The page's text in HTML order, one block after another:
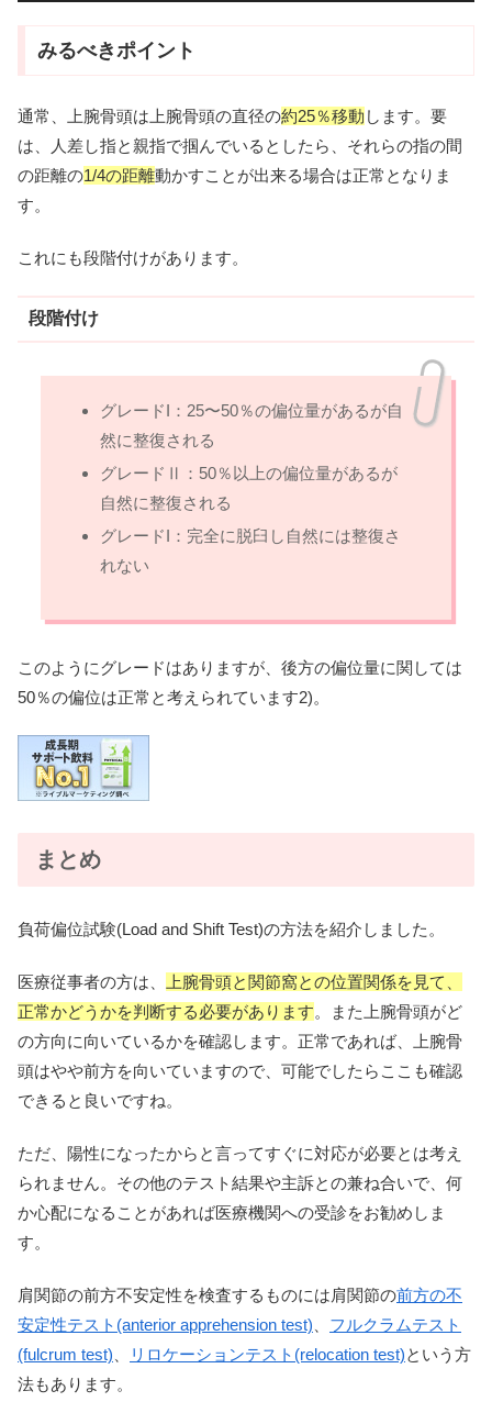
みるべきポイント
通常、上腕骨頭は上腕骨頭の直径の約25％移動 します。要
は、人差し指と親指で掴んでいるとしたら、それらの指の間
の距離の1/4の距離動かすことが出来る場合は正常となりま
す。
これにも段階付けがあります。
段階付け
グレードI：25〜50％の偏位量があるが自
然に整復される
グレードⅡ：50％以上の偏位量があるが
自然に整復される
グレードI：完全に脱臼し自然には整復さ
れない
このようにグレードはありますが、後方の偏位量に関しては
50％の偏位は正常と考えられています2)。
まとめ
負荷偏位試験(Load and Shift Test)の方法を紹介しました。
医療従事者の方は、
上腕骨頭と関節窩との位置関係を見て、
正常かどうかを判断する必要があります。また上腕骨頭がど
の方向に向いているかを確認します。正常であれば、上腕骨
頭はやや前方を向いていますので、可能でしたらここも確認
できると良いですね。
ただ、陽性になったからと言ってすぐに対応が必要とは考え
られません。その他のテスト結果や主訴との兼ね合いで、何
か心配になることがあれば医療機関への受診をお勧めしま
す。
肩関節の前方不安定性を検査するものには肩関節の前方の不
安定性テスト(anterior apprehension test)
フルクラムテスト
(fulcrum test)
リロケーションテスト(relocation test)という方
法もあります。